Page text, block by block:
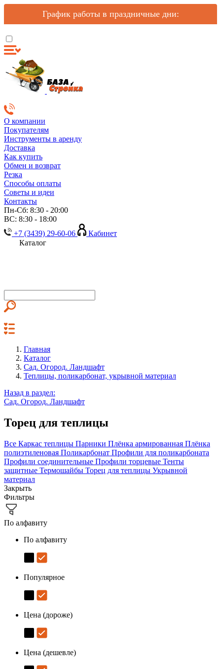
График работы в праздничные дни:
О компании
Покупателям
Инструменты в аренду
Доставка
Как купить
Обмен и возврат
Резка
Способы оплаты
Советы и идеи
Контакты
Пн-Сб: 8:30 - 20:00
ВС: 8:30 - 18:00
+7 (3439) 29-60-06
Кабинет
Каталог
Главная
Каталог
Сад. Огород. Ландшафт
Теплицы, поликарбонат, укрывной материал
Назад в раздел:
Сад. Огород. Ландшафт
Торец для теплицы
Все Каркас теплицы Парники Плёнка армированная Плёнка
полиэтиленовая Поликарбонат Профили для поликарбоната
Профили соединительные Профили торцевые Тенты
защитные Термошайбы Торец для теплицы Укрывной
материал
Закрыть
Фильтры
По алфавиту
По алфавиту
Популярное
Цена (дороже)
Цена (дешевле)